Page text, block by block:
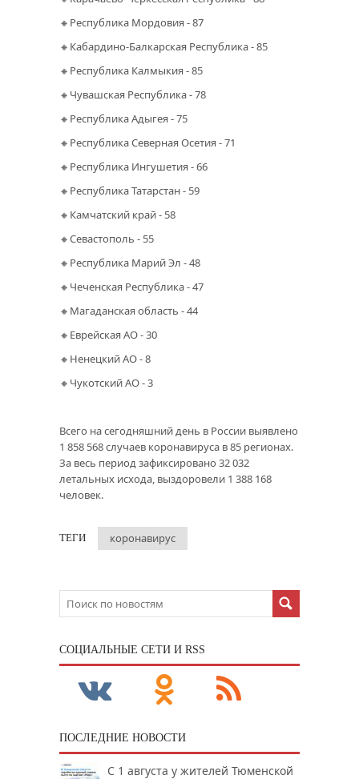
🔸Республика Мордовия - 87
🔸Кабардино-Балкарская Республика - 85
🔸Республика Калмыкия - 85
🔸Чувашская Республика - 78
🔸Республика Адыгея - 75
🔸Республика Северная Осетия - 71
🔸Республика Ингушетия - 66
🔸Республика Татарстан - 59
🔸Камчатский край - 58
🔸Севастополь - 55
🔸Республика Марий Эл - 48
🔸Чеченская Республика - 47
🔸Магаданская область - 44
🔸Еврейская АО - 30
🔸Ненецкий АО - 8
🔸Чукотский АО - 3
Всего на сегодняшний день в России выявлено
1 858 568 случаев коронавируса в 85 регионах.
За весь период зафиксировано 32 032
летальных исхода, выздоровели 1 388 168
человек.
ТЕГИ коронавирус
CОЦИАЛЬНЫЕ СЕТИ И RSS
ПОСЛЕДНИЕ НОВОСТИ
С 1 августа у жителей Тюменской